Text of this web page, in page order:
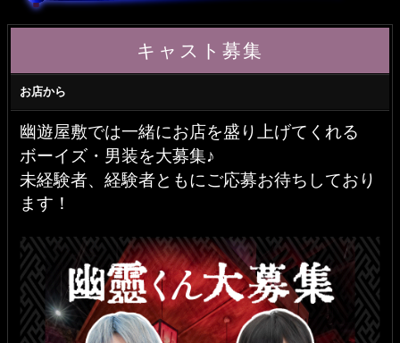
キャスト募集
お店から
幽遊屋敷では一緒にお店を盛り上げてくれる
ボーイズ・男装を大募集♪
未経験者、経験者ともにご応募お待ちしており
ます！